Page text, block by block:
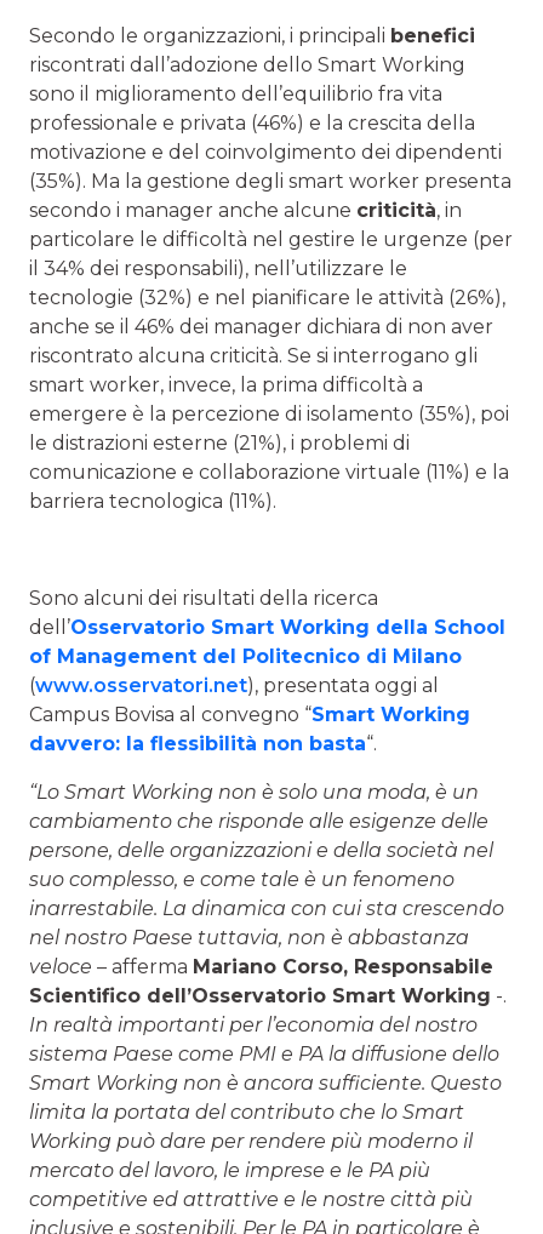
Secondo le organizzazioni, i principali benefici
riscontrati dall’adozione dello Smart Working
sono il miglioramento dell’equilibrio fra vita
professionale e privata (46%) e la crescita della
motivazione e del coinvolgimento dei dipendenti
(35%). Ma la gestione degli smart worker presenta
secondo i manager anche alcune criticità, in
particolare le difficoltà nel gestire le urgenze (per
il 34% dei responsabili), nell’utilizzare le
tecnologie (32%) e nel pianificare le attività (26%),
anche se il 46% dei manager dichiara di non aver
riscontrato alcuna criticità. Se si interrogano gli
smart worker, invece, la prima difficoltà a
emergere è la percezione di isolamento (35%), poi
le distrazioni esterne (21%), i problemi di
comunicazione e collaborazione virtuale (11%) e la
barriera tecnologica (11%).
Sono alcuni dei risultati della ricerca
dell’Osservatorio Smart Working della School
of Management del Politecnico di Milano
(www.osservatori.net), presentata oggi al
Campus Bovisa al convegno “Smart Working
davvero: la flessibilità non basta“.
“Lo Smart Working non è solo una moda, è un
cambiamento che risponde alle esigenze delle
persone, delle organizzazioni e della società nel
suo complesso, e come tale è un fenomeno
inarrestabile. La dinamica con cui sta crescendo
nel nostro Paese tuttavia, non è abbastanza
veloce – afferma Mariano Corso, Responsabile
Scientifico dell’Osservatorio Smart Working -.
In realtà importanti per l’economia del nostro
sistema Paese come PMI e PA la diffusione dello
Smart Working non è ancora sufficiente. Questo
limita la portata del contributo che lo Smart
Working può dare per rendere più moderno il
mercato del lavoro, le imprese e le PA più
competitive ed attrattive e le nostre città più
inclusive e sostenibili. Per le PA in particolare è